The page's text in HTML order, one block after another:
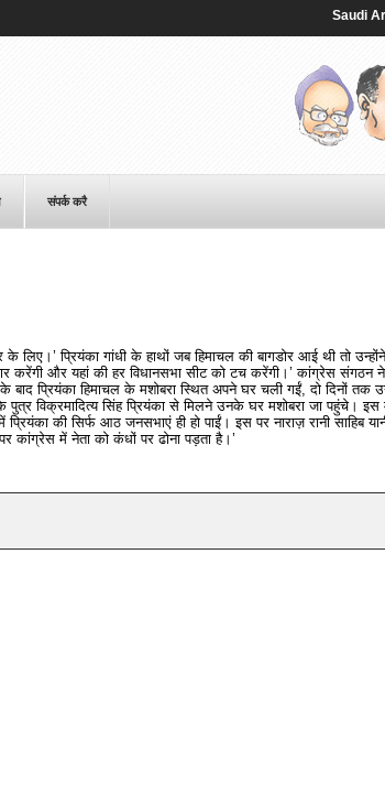
Saudi
संपर्क करै
प्रियंका गांधी के हाथों जब हिमाचल की बागडोर आई थी तो
करेंगी और यहां की हर विधानसभा सीट को टच करेंगी।’ कांग्रेस संगठन
प्रियंका हिमाचल के मशोबरा स्थित अपने घर चली गईं, दो दिनों तक
विक्रमादित्य सिंह प्रियंका से मिलने उनके घर मशोबरा जा पहुंचे। इस
की सिर्फ आठ जनसभाएं ही हो पाईं। इस पर नाराज़ रानी साहिब
कांग्रेस में नेता को कंधों पर ढोना पड़ता है।’